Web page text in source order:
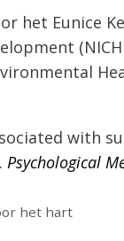
het Eunice
with
Psychological
het hart